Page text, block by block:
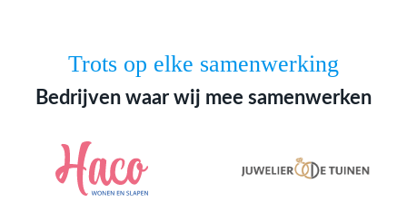
Trots op elke samenwerking
Bedrijven waar wij mee samenwerken